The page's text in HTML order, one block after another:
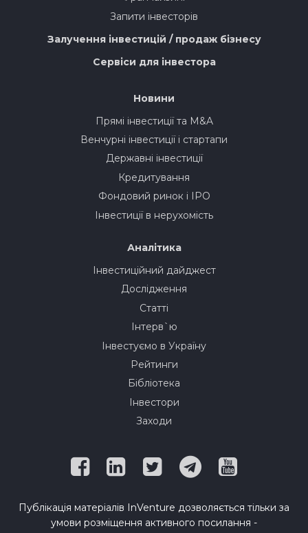
Запити інвесторів
Залучення інвестицій / продаж бізнесу
Сервіси для інвестора
Новини
Прямі інвестиції та M&A
Венчурні інвестиції і стартапи
Державні інвестиції
Кредитування
Фондовий ринок і IPO
Інвестиції в нерухомість
Аналітика
Інвестиційний дайджест
Дослідження
Статті
Інтерв`ю
Інвестуємо в Україну
Рейтинги
Бібліотека
Інвестори
Заходи
Публікація матеріалів InVenture дозволяється тільки за
умови розміщення активного посилання -